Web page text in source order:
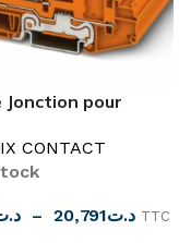
Jonction pour
CONTACT
– د.ت20,791
TTC